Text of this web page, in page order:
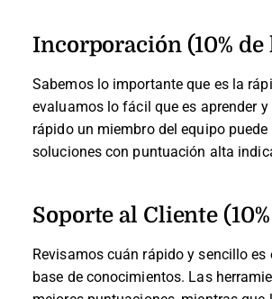
Incorporación (10%
Sabemos lo importante que es la
evaluamos lo fácil que es aprender
rápido un miembro del equipo
soluciones con puntuación alta
Soporte al Cliente
Revisamos cuán rápido y sencillo
base de conocimientos. Las